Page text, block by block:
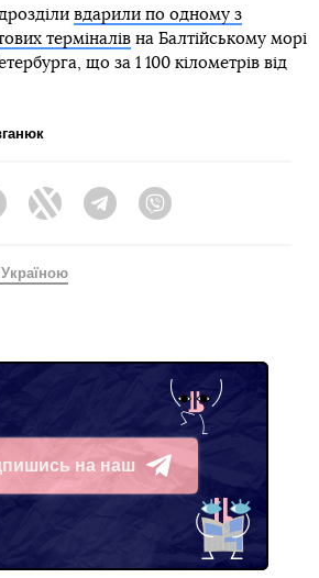
вдарили по одному з
терміналівна Балтійському морі
що за 1 100 кілометрів від
FacebookTwitter Telegram
Україною
на наш